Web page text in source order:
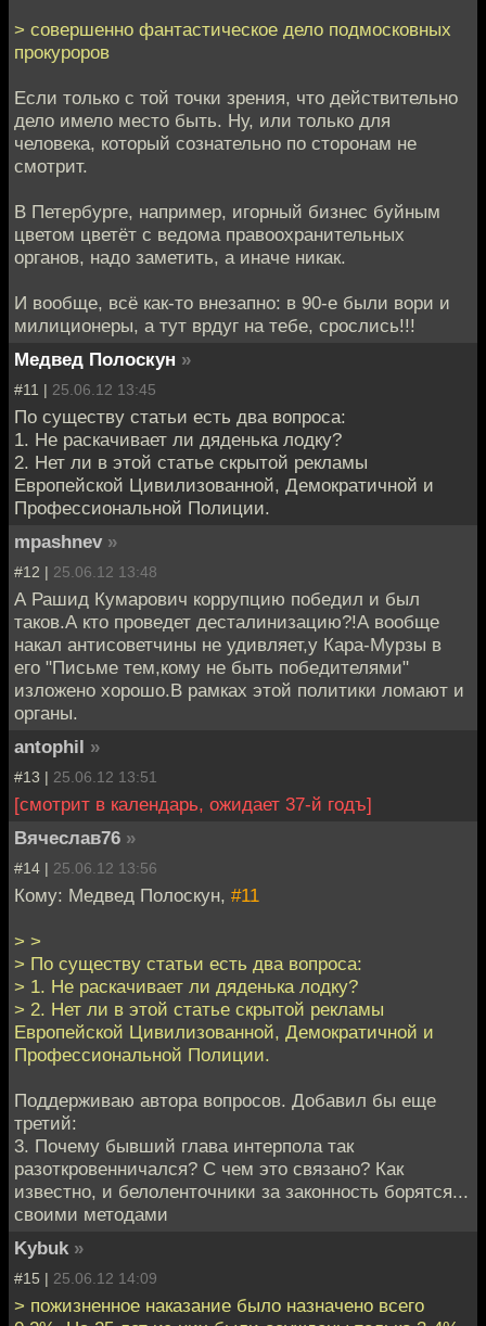
> совершенно фантастическое дело подмосковных
прокуроров
Если только с той точки зрения, что действительно
дело имело место быть. Ну, или только для
человека, который сознательно по сторонам не
смотрит.
В Петербурге, например, игорный бизнес буйным
цветом цветёт с ведома правоохранительных
органов, надо заметить, а иначе никак.
И вообще, всё как-то внезапно: в 90-е были вори и
милиционеры, а тут врдуг на тебе, срослись!!!
Медвед Полоскун »
#11 | 25.06.12 13:45
По существу статьи есть два вопроса:
1. Не раскачивает ли дяденька лодку?
2. Нет ли в этой статье скрытой рекламы
Европейской Цивилизованной, Демократичной и
Профессиональной Полиции.
mpashnev »
#12 | 25.06.12 13:48
А Рашид Кумарович коррупцию победил и был
таков.А кто проведет десталинизацию?!А вообще
накал антисоветчины не удивляет,у Кара-Мурзы в
его "Письме тем,кому не быть победителями"
изложено хорошо.В рамках этой политики ломают и
органы.
antophil »
#13 | 25.06.12 13:51
[смотрит в календарь, ожидает 37-й годъ]
Вячеслав76 »
#14 | 25.06.12 13:56
Кому: Медвед Полоскун, #11
> >
> По существу статьи есть два вопроса:
> 1. Не раскачивает ли дяденька лодку?
> 2. Нет ли в этой статье скрытой рекламы
Европейской Цивилизованной, Демократичной и
Профессиональной Полиции.
Поддерживаю автора вопросов. Добавил бы еще
третий:
3. Почему бывший глава интерпола так
разоткровенничался? С чем это связано? Как
известно, и белоленточники за законность борятся...
своими методами
Kybuk »
#15 | 25.06.12 14:09
> пожизненное наказание было назначено всего